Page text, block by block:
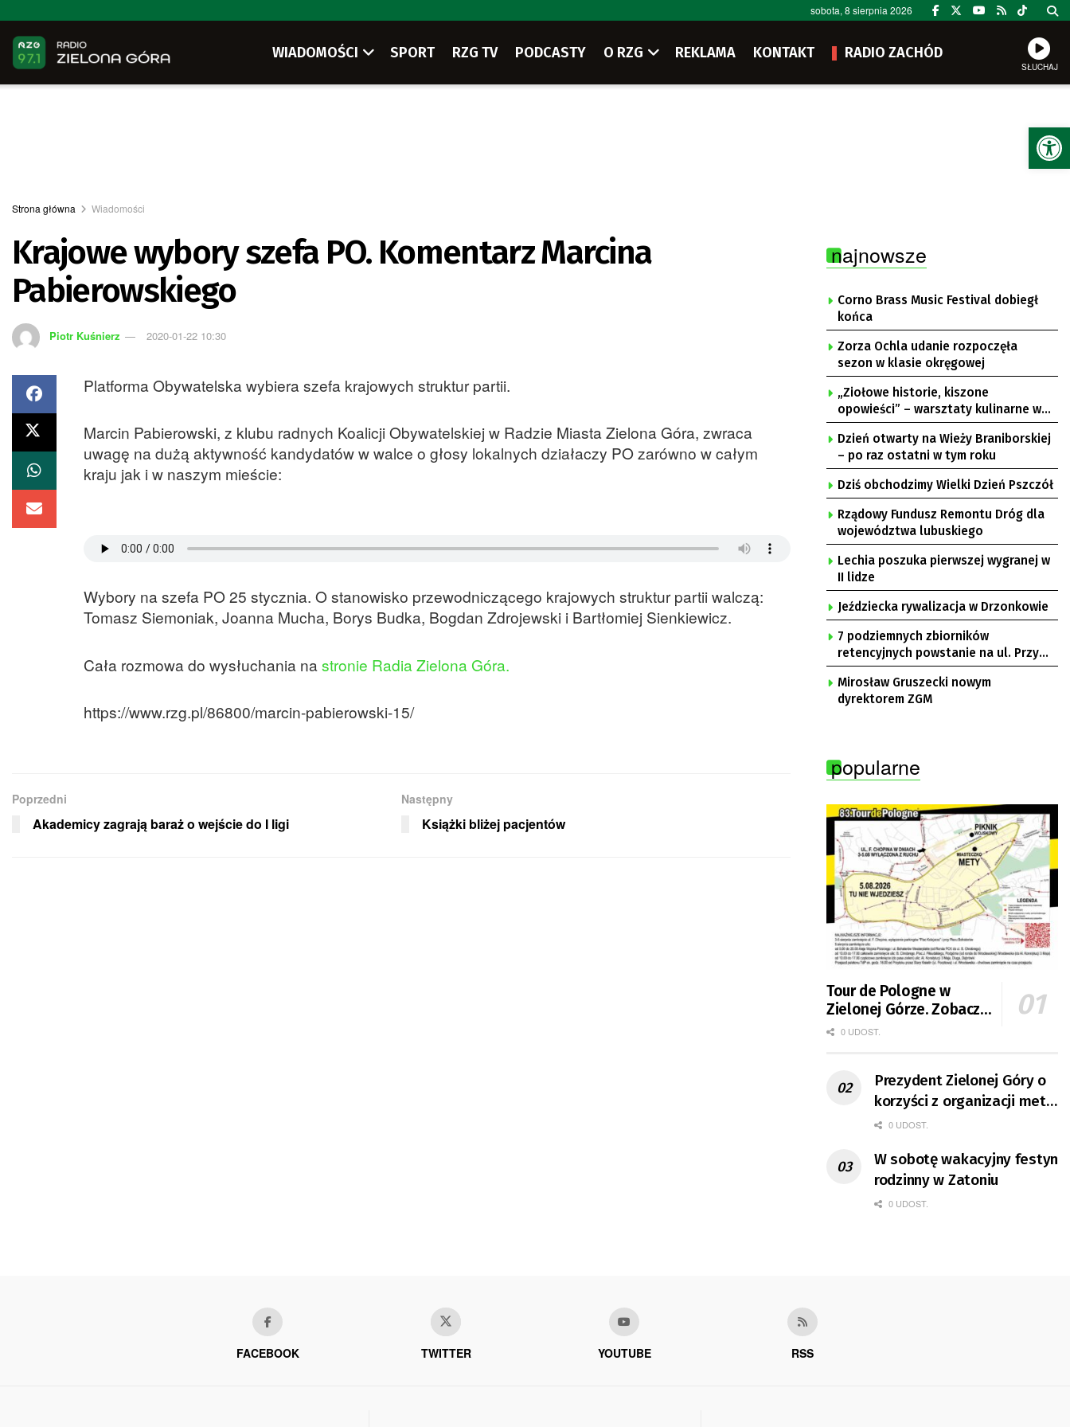
sobota, 8 sierpnia 2026
WIADOMOŚCI SPORT RZG TV PODCASTY O RZG REKLAMA KONTAKT RADIO ZACHÓD
SŁUCHAJ
Strona główna Wiadomości
Krajowe wybory szefa PO. Komentarz Marcina
Pabierowskiego
Piotr Kuśnierz 2020-01-22 10:30
Platforma Obywatelska wybiera szefa krajowych struktur partii.
Marcin Pabierowski, z klubu radnych Koalicji Obywatelskiej w Radzie Miasta Zielona Góra, zwraca
uwagę na dużą aktywność kandydatów w walce o głosy lokalnych działaczy PO zarówno w całym
kraju jak i w naszym mieście:
Wybory na szefa PO 25 stycznia. O stanowisko przewodniczącego krajowych struktur partii walczą:
Tomasz Siemoniak, Joanna Mucha, Borys Budka, Bogdan Zdrojewski i Bartłomiej Sienkiewicz.
Cała rozmowa do wysłuchania nastronie Radia Zielona Góra.
https://www.rzg.pl/86800/marcin-pabierowski-15/
Poprzedni
Akademicy zagrają baraż o wejście do I ligi
Następny
Książki bliżej pacjentów
najnowsze
Corno Brass Music Festival dobiegł
końca
Zorza Ochla udanie rozpoczęła
sezon w klasie okręgowej
„Ziołowe historie, kiszone
opowieści” – warsztaty kulinarne w
Krępie
Dzień otwarty na Wieży Braniborskiej
– po raz ostatni w tym roku
Dziś obchodzimy Wielki Dzień Pszczół
Rządowy Fundusz Remontu Dróg dla
województwa lubuskiego
Lechia poszuka pierwszej wygranej w
II lidze
Jeździecka rywalizacja w Drzonkowie
7 podziemnych zbiorników
retencyjnych powstanie na ul. Przy
Gazowni
Mirosław Gruszecki nowym
dyrektorem ZGM
popularne
Tour de Pologne w
Zielonej Górze. Zobacz
zmiany w organizacji
0 UDOST.
Prezydent Zielonej Góry o
korzyści z organizacji mety
Tour de Pologne
0 UDOST.
W sobotę wakacyjny festyn
rodzinny w Zatoniu
0 UDOST.
FACEBOOK TWITTER YOUTUBE RSS